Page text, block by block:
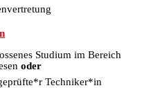
Studium im Bereich
oder
Techniker*in